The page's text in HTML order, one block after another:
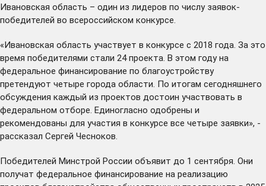
Ивановская область – один из лидеров по числу заявок-
победителей во всероссийском конкурсе.
«Ивановская область участвует в конкурсе с 2018 года. За это
время победителями стали 24 проекта. В этом году на
федеральное финансирование по благоустройству
претендуют четыре города области. По итогам сегодняшнего
обсуждения каждый из проектов достоин участвовать в
федеральном отборе. Единогласно одобрены и
рекомендованы для участия в конкурсе все четыре заявки», -
рассказал Сергей Чесноков.
Победителей Минстрой России объявит до 1 сентября. Они
получат федеральное финансирование на реализацию